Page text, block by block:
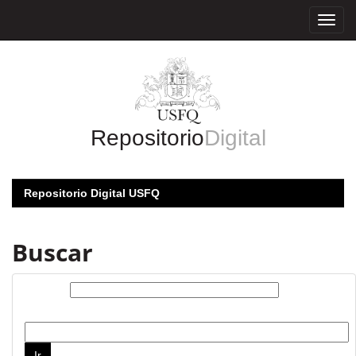
RepositorioDigital
Repositorio Digital USFQ
Buscar